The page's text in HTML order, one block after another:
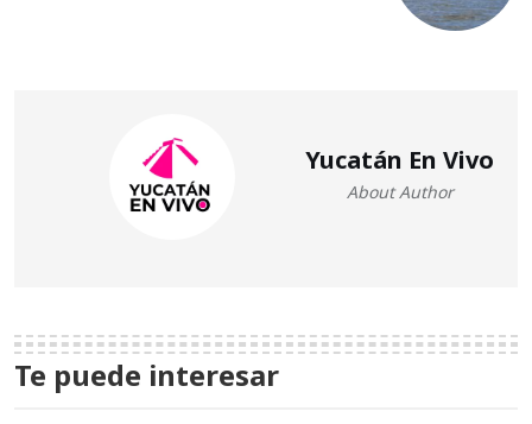
Yucatán En Vivo
About Author
Te puede interesar